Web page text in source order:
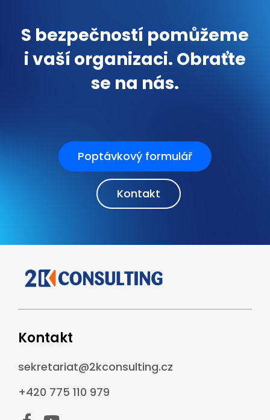
S bezpečností pomůžeme
i vaší organizaci. Obraťte
se na nás.
Poptávkový formulář
Kontakt
Kontakt
sekretariat@2kconsulting.cz
+420 775 110 979